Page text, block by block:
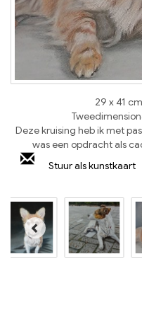
29 x 41
Deze kruising heb ik met
was een opdracht als
Stuur als kunstkaart